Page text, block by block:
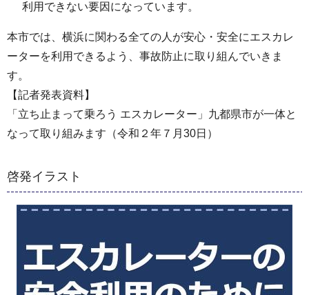
利用できない要因になっています。
本市では、横浜に関わる全ての人が安心・安全にエスカレ
ーターを利用できるよう、事故防止に取り組んでいきま
す。
【記者発表資料】
「立ち止まって乗ろう エスカレーター」九都県市が一体と
なって取り組みます（令和２年７月30日）
啓発イラスト